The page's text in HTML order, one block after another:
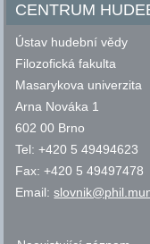
CENTRUM
Ústav hudební vědy
Filozofická fakulta
Masarykova univerzita
Arna Nováka 1
602 00 Brno
Tel: +420 5 49494623
Fax: +420 5 49497478
Email: